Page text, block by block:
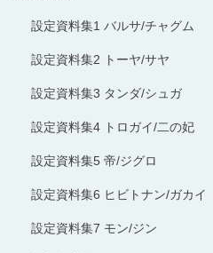
設定資料集1 バルサ/チャグム
設定資料集2 トーヤ/サヤ
設定資料集3 タンダ/シュガ
設定資料集4 トロガイ/二の妃
設定資料集5 帝/ジグロ
設定資料集6 ヒビトナン/ガカイ
設定資料集7 モン/ジン